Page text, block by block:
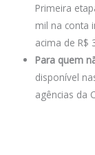
Primeira
mil na conta
acima de R$
Para quem
disponível
agências da